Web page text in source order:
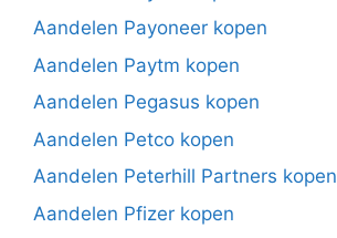
Aandelen Payoneer kopen
Aandelen Paytm kopen
Aandelen Pegasus kopen
Aandelen Petco kopen
Aandelen Peterhill Partners kopen
Aandelen Pfizer kopen